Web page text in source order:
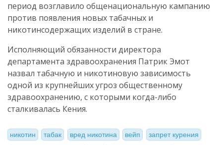
период возглавило общенациональную кампанию
против появления новых табачных и
никотинсодержащих изделий в стране.
Исполняющий обязанности директора
департамента здравоохранения Патрик Эмот
назвал табачную и никотиновую зависимость
одной из крупнейших угроз общественному
здравоохранению, с которыми когда-либо
сталкивалась Кения.
никотин табак вред никотина вейп запрет курения